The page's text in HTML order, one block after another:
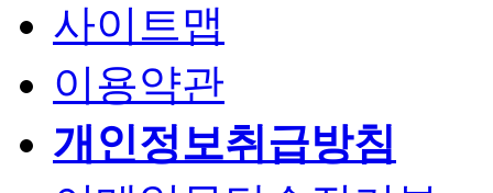
사이트맵
이용약관
개인정보취급방침